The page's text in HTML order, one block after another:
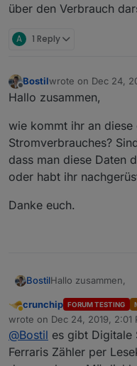
über den Verbrauch
A 1 Reply
Offline
Bostilwrote on Dec 24,
last edited by
Hallo zusammen,
wie kommt ihr an diese
Stromverbrauches?
dass man diese Daten
oder habt ihr
Danke euch.
BostilHallo zusammen,
wie kommt ihr an
dass man diese
oder habt ihr
Danke euch.
Away
crunchip FORUM TESTING
wrote on Dec 24, 2019, 2:01
last edited by Negalein Dec
@Bostil es gibt Digitale
Ferraris Zähler per